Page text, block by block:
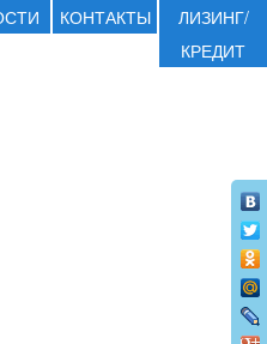
КОНТАКТЫ
ЛИЗИНГ/
КРЕДИТ